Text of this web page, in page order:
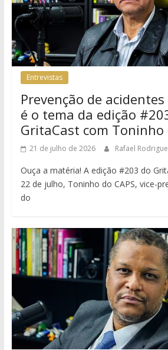
Entrevistas
Prevenção de
é o tema da edição
GritaCast com Toninho
21 de julho de 2026 Rafael
Ouça a matéria! A edição #203 do
22 de julho, Toninho do CAPS, vice-
do